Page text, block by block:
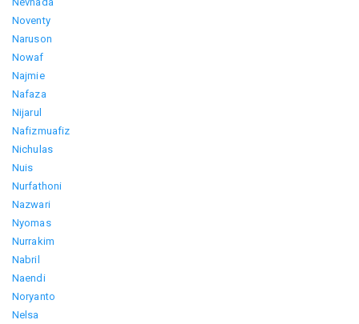
Noventy
Naruson
Nowaf
Najmie
Nafaza
Nijarul
Nafizmuafiz
Nichulas
Nuis
Nurfathoni
Nazwari
Nyomas
Nurrakim
Nabril
Naendi
Noryanto
Nelsa